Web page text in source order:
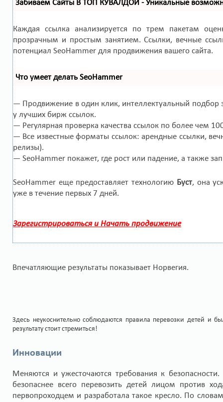
Забиваем Сайты В ТОП КУВАЛДОЙ - Уникальные
Каждая ссылка анализируется по трем пакетам
прозрачным и простым занятием. Ссылки, вечные
потенциал SeoHammer для продвижения вашего сайта.
Что умеет делать SeoHammer
— Продвижение в один клик, интеллектуальный подбор
у лучших бирж ссылок.
— Регулярная проверка качества ссылок по более чем
— Все известные форматы ссылок: арендные ссылки,
релизы).
— SeoHammer покажет, где рост или падение, а также
SeoHammer еще предоставляет технологию Буст, она
уже в течение первых 7 дней.
Зарегистрироваться и Начать продвижение
Впечатляющие результаты показывает Норвегия.
Здесь неукоснительно соблюдаются правила перевозки детей и
результату стоит стремиться!
Инновации
Меняются и ужесточаются требования к
безопаснее всего перевозить детей лицом против
первопроходцем и разработала такое кресло. По